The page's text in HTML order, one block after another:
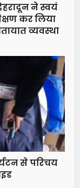
ने स्वयं
कर लिया
व्यवस्था
से परिचय